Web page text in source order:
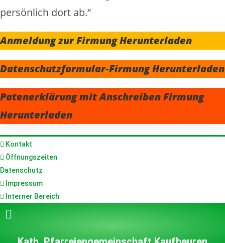
persönlich dort ab.“
Anmeldung zur FirmungHerunterladen
Datenschutzformular-FirmungHerunterladen
Patenerklärung mit Anschreiben Firmung
Herunterladen
Kontakt
Öffnungszeiten
Datenschutz
Impressum
Interner Bereich